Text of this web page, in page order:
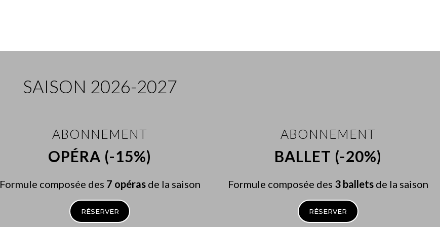
SAISON 2026-2027
ABONNEMENT
OPÉRA (-15%)
Formule composée des 7 opérasde la saison
RÉSERVER
ABONNEMENT
BALLET (-20%)
Formule composée des 3 balletsde la saison
RÉSERVER